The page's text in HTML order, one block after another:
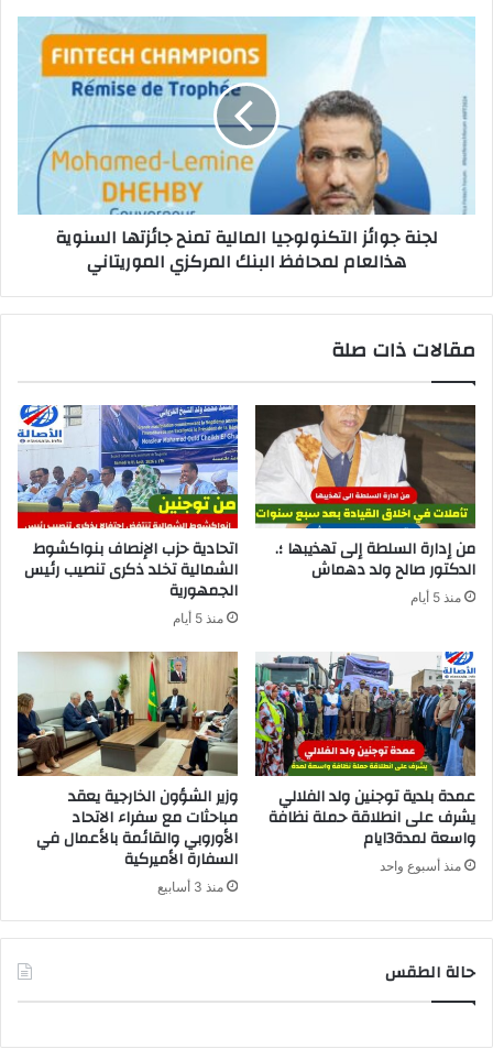
لجنة جوائز التكنولوجيا المالية تمنح جائزتها السنوية
هذالعام لمحافظ البنك المركزي الموريتاني
مقالات ذات صلة
من إدارة السلطة إلى تهذيبها ؛.
الدكتور صالح ولد دهماش
منذ 5 أيام
اتحادية حزب الإنصاف بنواكشوط
الشمالية تخلد ذكرى تنصيب رئيس
الجمهورية
منذ 5 أيام
عمدة بلدية توجنين ولد الفلالي
يشرف على انطلاقة حملة نظافة
واسعة لمدة3ايام
منذ أسبوع واحد
وزير الشؤون الخارجية يعقد
مباحثات مع سفراء الاتحاد
الأوروبي والقائمة بالأعمال في
السفارة الأميركية
منذ 3 أسابيع
حالة الطقس